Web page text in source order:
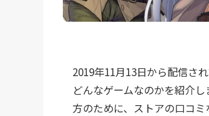
2019年11月13日から配信さ
どんなゲームなのかを紹介
方のために、ストアの口コミ